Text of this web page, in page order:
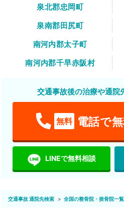
泉北郡忠岡町
泉南郡田尻町
南河内郡太子町
南河内郡千早赤阪村
交通事故後の治療や通院
無料 電話で
LINEで無料相談
交通事故 通院先検索 全国の整骨院・接骨院一覧